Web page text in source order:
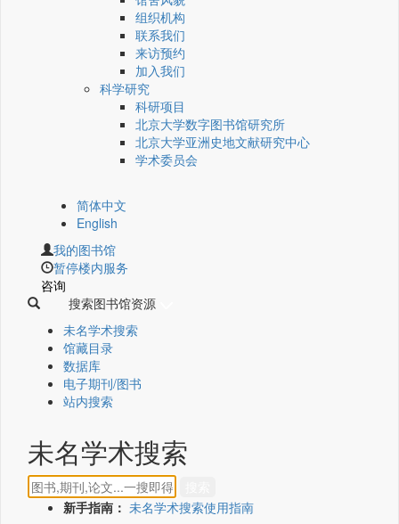
组织机构
联系我们
来访预约
加入我们
科学研究
科研项目
北京大学数字图书馆研究所
北京大学亚洲史地文献研究中心
学术委员会
简体中文
English
我的图书馆
暂停楼内服务
咨询
搜索图书馆资源
未名学术搜索
馆藏目录
数据库
电子期刊/图书
站内搜索
未名学术搜索
新手指南： 未名学术搜索使用指南